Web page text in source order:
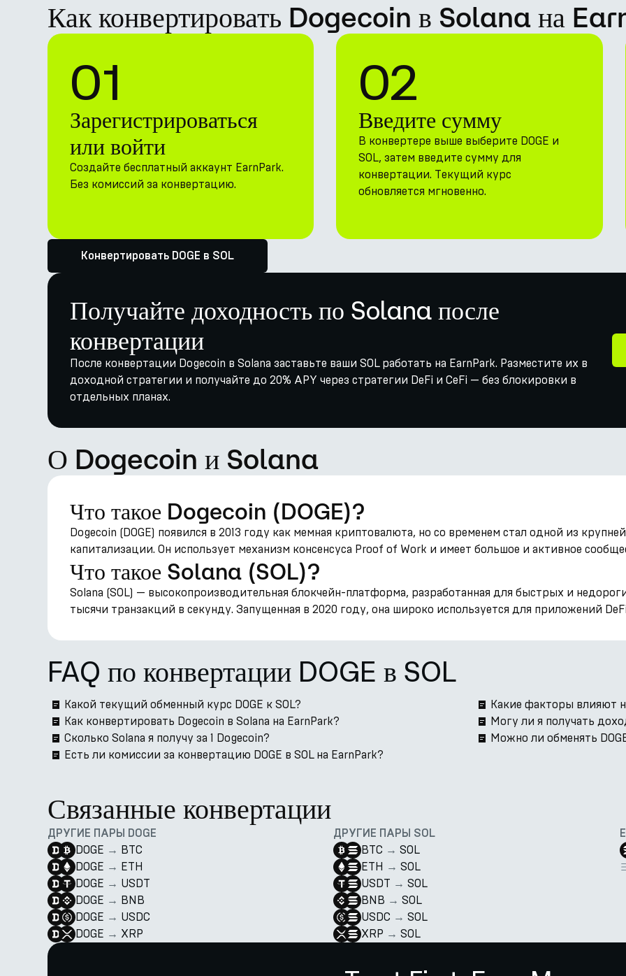
Как конвертировать Dogecoin в Solana на
01
Зарегистрироваться
или войти
Создайте бесплатный аккаунт EarnPark.
Без комиссий за конвертацию.
02
Введите сумму
В конвертере выше выберите DOGE и
SOL, затем введите сумму для
конвертации. Текущий курс
обновляется мгновенно.
Конвертировать DOGE в SOL
Получайте доходность по Solana после
конвертации
После конвертации Dogecoin в Solana заставьте ваши SOL работать на EarnPark. Разместите их в
доходной стратегии и получайте до 20% APY через стратегии DeFi и CeFi — без блокировки в
отдельных планах.
О Dogecoin и Solana
Что такое Dogecoin (DOGE)?
Dogecoin (DOGE) появился в 2013 году как мемная криптовалюта, но со временем стал одной из
капитализации. Он использует механизм консенсуса Proof of Work и имеет большое и активное
Что такое Solana (SOL)?
Solana (SOL) — высокопроизводительная блокчейн-платформа, разработанная для быстрых и
тысячи транзакций в секунду. Запущенная в 2020 году, она широко используется для приложений
FAQ по конвертации DOGE в SOL
Какой текущий обменный курс DOGE к SOL?
Как конвертировать Dogecoin в Solana на EarnPark?
Сколько Solana я получу за 1 Dogecoin?
Есть ли комиссии за конвертацию DOGE в SOL на EarnPark?
Какие факторы влияют
Могу ли я получать
Можно ли обменять
Связанные конвертации
ДРУГИЕ ПАРЫ DOGE
DOGE → BTC
DOGE → ETH
DOGE → USDT
DOGE → BNB
DOGE → USDC
DOGE → XRP
ДРУГИЕ ПАРЫ SOL
BTC → SOL
ETH → SOL
USDT → SOL
BNB → SOL
USDC → SOL
XRP → SOL